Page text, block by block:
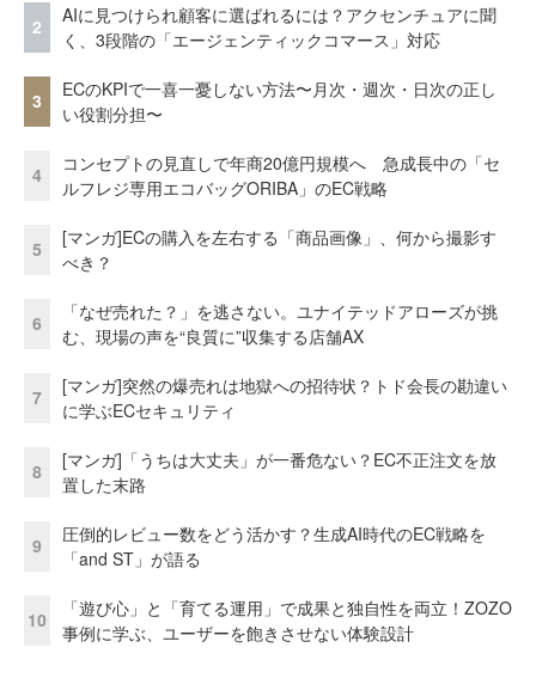
2
AIに見つけられ顧客に選ばれるには？アクセンチュアに聞
く、3段階の「エージェンティックコマース」対応
3
ECのKPIで一喜一憂しない方法〜月次・週次・日次の正し
い役割分担〜
4
コンセプトの見直しで年商20億円規模へ 急成長中の「セ
ルフレジ専用エコバッグORIBA」のEC戦略
5
[マンガ]ECの購入を左右する「商品画像」、何から撮影す
べき？
6
「なぜ売れた？」を逃さない。ユナイテッドアローズが挑
む、現場の声を“良質に”収集する店舗AX
7
[マンガ]突然の爆売れは地獄への招待状？トド会長の勘違い
に学ぶECセキュリティ
8
[マンガ]「うちは大丈夫」が一番危ない？EC不正注文を放
置した末路
9
圧倒的レビュー数をどう活かす？生成AI時代のEC戦略を
「and ST」が語る
10
「遊び心」と「育てる運用」で成果と独自性を両立！ZOZO
事例に学ぶ、ユーザーを飽きさせない体験設計